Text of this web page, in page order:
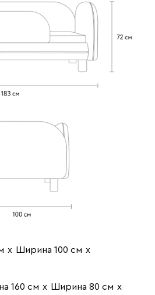
690 695
350 460
х Ширина 100 см х
160 см х Ширина 80 см х